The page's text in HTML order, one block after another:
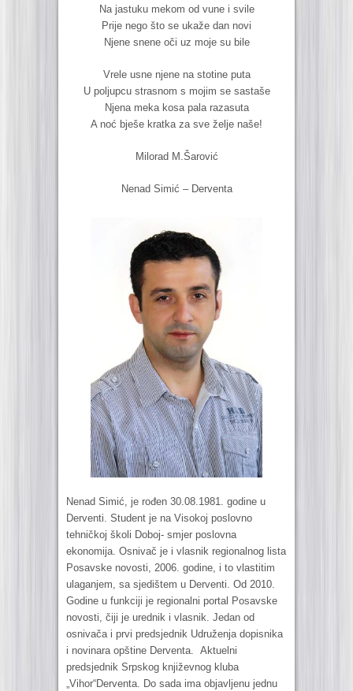
Na jastuku mekom od vune i svile
Prije nego što se ukaže dan novi
Njene snene oči uz moje su bile
Vrele usne njene na stotine puta
U poljupcu strasnom s mojim se sastaše
Njena meka kosa pala razasuta
A noć bješe kratka za sve želje naše!
Milorad M.Šarović
Nenad Simić – Derventa
Nenad Simić, je rođen 30.08.1981. godine u
Derventi. Student je na Visokoj poslovno
tehničkoj školi Doboj- smjer poslovna
ekonomija. Osnivač je i vlasnik regionalnog lista
Posavske novosti, 2006. godine, i to vlastitim
ulaganjem, sa sjedištem u Derventi. Od 2010.
Godine u funkciji je regionalni portal Posavske
novosti, čiji je urednik i vlasnik. Jedan od
osnivača i prvi predsjednik Udruženja dopisnika
i novinara opštine Derventa. Aktuelni
predsjednik Srpskog književnog kluba
„Vihor“Derventa. Do sada ima objavljenu jednu